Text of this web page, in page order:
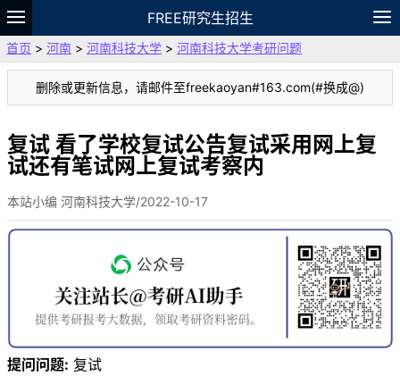
FREE研究生招生
题库
故事 专题 APP 笔记
论坛
VIP
资料
首页 > 河南 > 河南科技大学 > 河南科技大学考研问题
删除或更新信息，请邮件至freekaoyan#163.com(#换成@)
复试 看了学校复试公告复试采用网上复
试还有笔试网上复试考察内
本站小编 河南科技大学/2022-10-17
提问问题: 复试